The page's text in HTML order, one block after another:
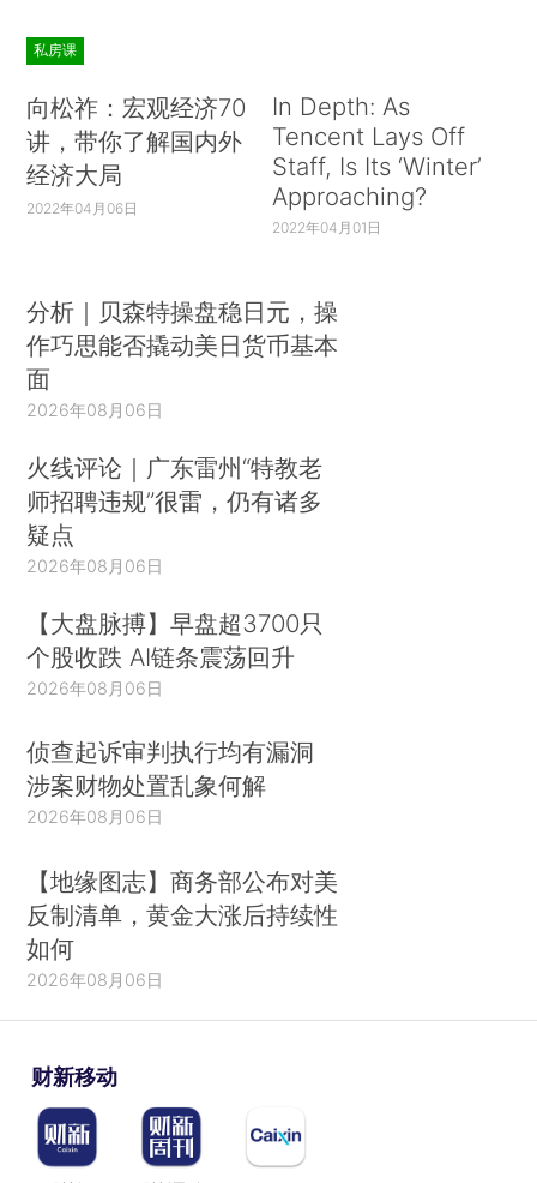
私房课
向松祚：宏观经济70
讲，带你了解国内外
经济大局
2022年04月06日
In Depth: As
Tencent Lays Off
Staff, Is Its ‘Winter’
Approaching?
2022年04月01日
分析｜贝森特操盘稳日元，操
作巧思能否撬动美日货币基本
面
2026年08月06日
火线评论｜广东雷州“特教老
师招聘违规”很雷，仍有诸多
疑点
2026年08月06日
【大盘脉搏】早盘超3700只
个股收跌 AI链条震荡回升
2026年08月06日
侦查起诉审判执行均有漏洞
涉案财物处置乱象何解
2026年08月06日
【地缘图志】商务部公布对美
反制清单，黄金大涨后持续性
如何
2026年08月06日
财新移动